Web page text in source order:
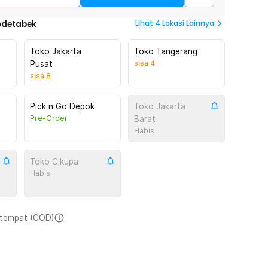
Lihat 4 Lokasi Lainnya
Toko Jakarta
Pusat
sisa 8
Toko Tangerang
sisa 4
Pick n Go Depok
Pre-Order
Toko Jakarta
Barat
Habis
Toko Cikupa
Habis
(COD)